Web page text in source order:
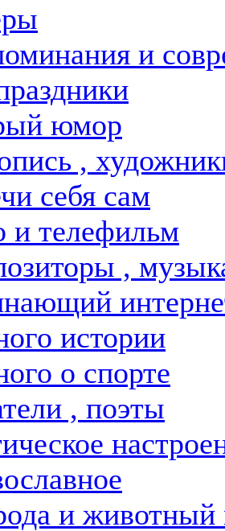
и
юмор
,
себя сам
и телефильм
,
истории
о спорте
, поэты
и животный